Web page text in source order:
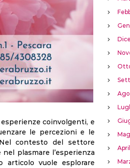
coinvolgenti, e
le percezioni e le
contesto del settore
plasmare l’esperienza
articolo vuole esplorare